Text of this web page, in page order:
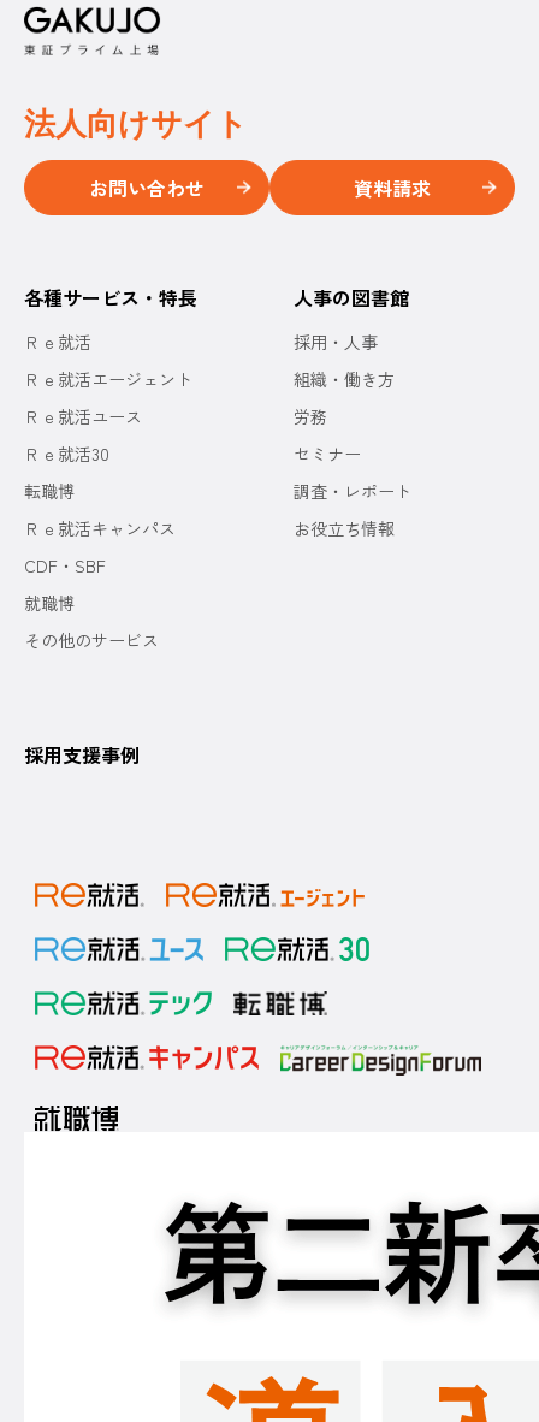
法人向けサイト
お問い合わせ 資料請求
各種サービス・特長
Ｒｅ就活
Ｒｅ就活エージェント
Ｒｅ就活ユース
Ｒｅ就活30
転職博
Ｒｅ就活キャンパス
CDF・SBF
就職博
その他のサービス
採用支援事例
人事の図書館
採用・人事
組織・働き方
労務
セミナー
調査・レポート
お役立ち情報